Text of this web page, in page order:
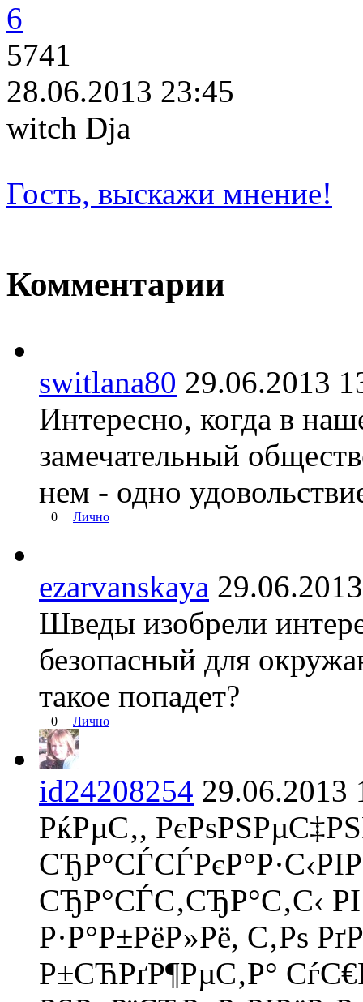
6
5741
28.06.2013 23:45
witch Dja
Гость, выскажи мнение!
Комментарии
switlana80 29.06.2013
Интересно, когда в
замечательный
нем - одно
0 Лично
ezarvanskaya
Шведы изобрели
безопасный для
такое попадет?
0 Лично
id24208254
РќРµС‚,
СЂР°СЃС‚СЂР°С‚С‹
Р·Р°Р±РёР»Рё, С‚Рѕ
Р±СЋРґР¶РµС‚Р°